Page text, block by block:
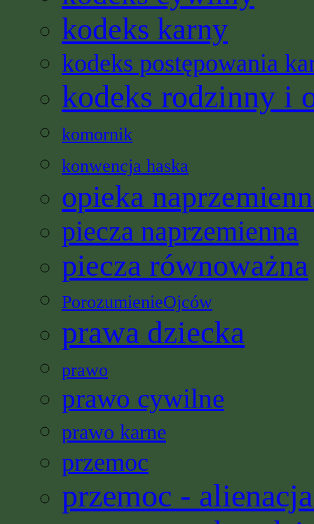
kodeks karny
kodeks postępowania
kodeks rodzinny i
komornik
konwencja haska
opieka
piecza naprzemienna
piecza równoważna
PorozumienieOjców
prawa dziecka
prawo
prawo cywilne
prawo karne
przemoc
przemoc -